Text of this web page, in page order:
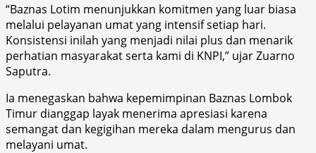
“Baznas Lotim menunjukkan komitmen yang luar biasa
melalui pelayanan umat yang intensif setiap hari.
Konsistensi inilah yang menjadi nilai plus dan menarik
perhatian masyarakat serta kami di KNPI,” ujar Zuarno
Saputra.
Ia menegaskan bahwa kepemimpinan Baznas Lombok
Timur dianggap layak menerima apresiasi karena
semangat dan kegigihan mereka dalam mengurus dan
melayani umat.